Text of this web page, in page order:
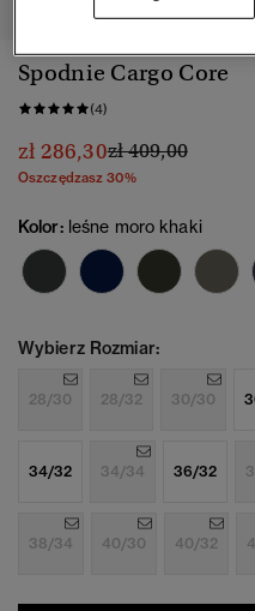
Spodnie Cargo Core
(4)
zł 286,30Cena obniżona
zł 409,00do
Oszczędzasz 30%
Kolor: leśne moro khaki
Wybierz Rozmiar:
28/30 28/32 30/30
34/32 34/34 36/32
38/34 40/30 40/32